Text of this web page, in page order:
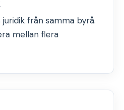
från samma byrå.
mellan flera